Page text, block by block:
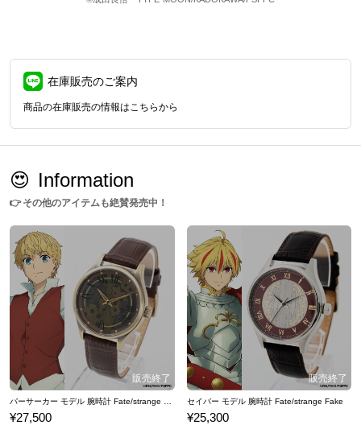
在庫販売のご案内
商品の在庫販売の情報はこちらから
😍 Information
👉その他のアイテムも絶賛発売中！
¥27,500
セイバー モデル 腕時計 Fate/strange Fake
¥25,300